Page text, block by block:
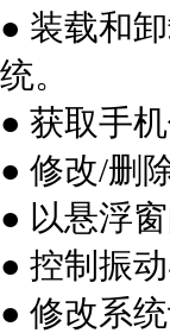
● 装载和
统。
● 获取手
● 修改/删
● 以悬浮
● 控制振
● 修改系